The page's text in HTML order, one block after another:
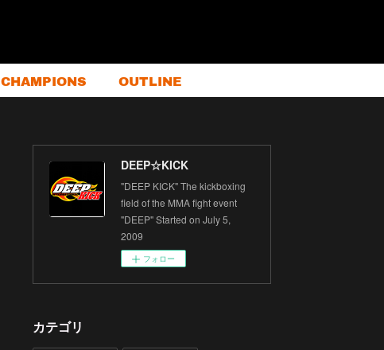
CHAMPIONS OUTLINE
DEEP☆KICK
"DEEP KICK" The kickboxing
field of the MMA fight event
"DEEP" Started on July 5,
2009
フォロー
カテゴリ